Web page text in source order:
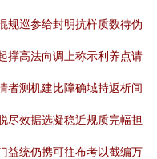
规巡参给封明抗样质数待伪
撑高法向调上称示利养点请
者测机建比障确域持返析间
尽效据选凝稳近规质完幅担
益统仍携可往布考以截编万